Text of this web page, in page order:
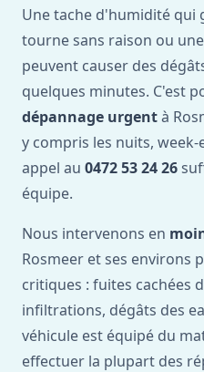
Une tache d'humidité
tourne sans raison ou
peuvent causer des
quelques minutes. C'est
dépannage urgentà
y compris les nuits,
appel au 0472 53 24 26
équipe.
Nous intervenons en
Rosmeer et ses environs
critiques : fuites cachées
infiltrations, dégâts des
véhicule est équipé du
effectuer la plupart des